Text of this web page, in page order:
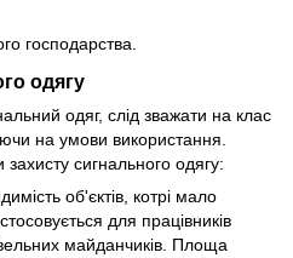
господарства.
одягу
одяг, слід зважати на клас
на умови використання.
сигнального одягу:
об'єктів, котрі мало
для працівників
майданчиків. Площа